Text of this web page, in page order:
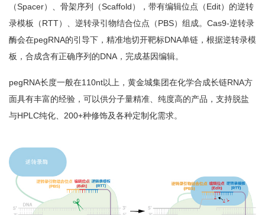
（Spacer）、骨架序列（Scaffold），带有编辑位点（Edit）的逆转
录模板（RTT）、逆转录引物结合位点（PBS）组成。Cas9-逆转录
酶会在pegRNA的引导下，精准地切开靶标DNA单链，根据逆转录模
板，合成含有正确序列的DNA，完成基因编辑。
pegRNA长度一般在110nt以上，黄金城集团在化学合成长链RNA方
面具有丰富的经验，可以供分子量精准、纯度高的产品，支持脱盐
与HPLC纯化、200+种修饰及各种定制化需求。